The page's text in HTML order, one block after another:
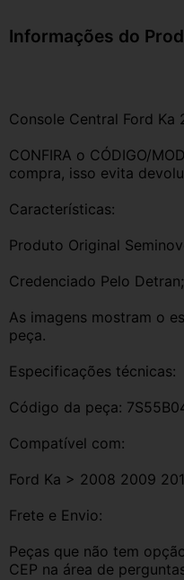
Informações do
Console Central Ford Ka
CONFIRA o CÓDIGO/
compra, isso evita
Características:
Produto Original
Credenciado Pelo Detran;
As imagens mostram o
peça.
Especificações técnicas:
Código da peça:
Compatível com:
Ford Ka > 2008 2009
Frete e Envio:
Peças que não tem
CEP na área de